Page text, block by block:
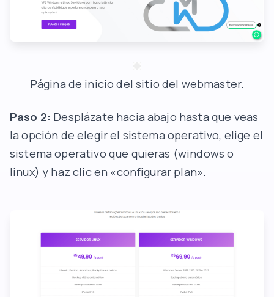
Página de inicio del sitio del webmaster.
Paso 2: Desplázate hacia abajo hasta que veas
la opción de elegir el sistema operativo, elige el
sistema operativo que quieras (windows o
linux) y haz clic en «configurar plan».